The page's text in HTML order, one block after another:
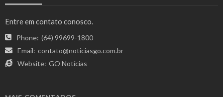
Entre em contato conosco.
Phone: (64) 99699-1800
Email: contato@noticiasgo.com.br
Website: GO Notícias